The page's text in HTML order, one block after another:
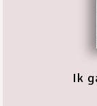
Ik